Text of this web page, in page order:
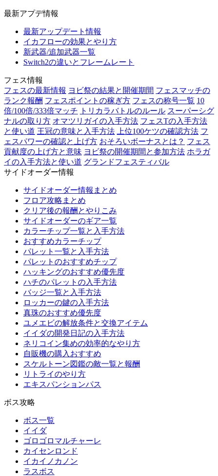
最新アプデ情報
最新アップデート情報
イカフローの効果とやり方
新武器/追加武器一覧
Switch2の違いとフレームレート
フェス情報
フェスの最新情報 ヨビ祭の結果と開催期間 フェスマッチの
ランク報酬 フェスポイントの稼ぎ方 フェスの称号一覧 10
倍/100倍/333倍マッチ
トリカラバトルのルール スーパーシグ
ナルの取り方 オマツリガイの入手方法 フェスTの入手方法
と使い道 王冠の意味と入手方法 上位100ケツの確認方法 フ
ェスパワーの確認と上げ方 おそろいボーナスとは？ フェス
貢献度の上げ方と意味 ヨビ祭の開催期間と参加方法 ホラガ
イの入手方法と使い道 グランドフェスティバル
サイドオーダー情報
サイドオーダー情報まとめ
フロア攻略まとめ
クリア後の報酬とやりこみ
サイドオーダーのギア一覧
カラーチップ一覧と入手方法
おすすめカラーチップ
パレット一覧と入手方法
パレットのおすすめチップ
ハッキングのおすすめ優先度
ハチのパレットの入手方法
バッジ一覧と入手方法
ロッカーの鍵の入手方法
真珠のおすすめ優先度
ユメエビの解放条件と交換アイテム
イイダの開発日記の入手方法
ネリコイン集めの効率的なやり方
自販機の購入おすすめ
スケルトーン図鑑の敵一覧と報酬
リトライのやり方
エキスパンションパス
ボス攻略
ボス一覧
イイダ
ゴロゴロマルチャーレ
カイセンロンド
イカイノカノン
ラスボス